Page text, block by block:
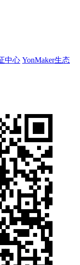
中心 YonMaker生态